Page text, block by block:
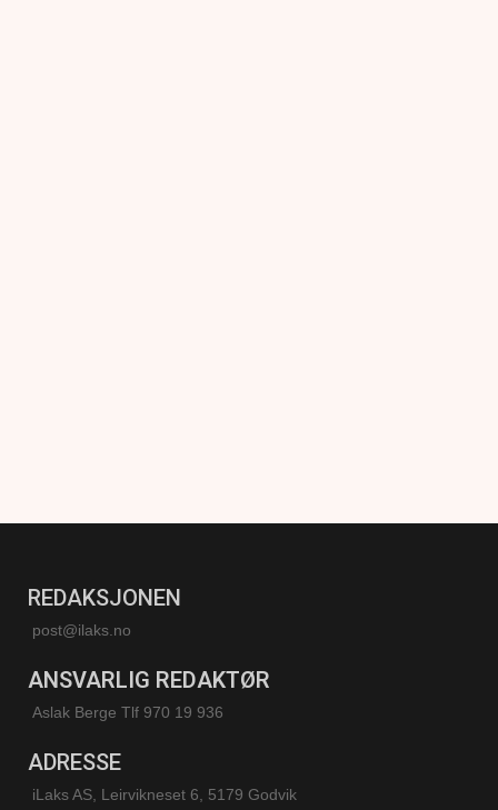
REDAKSJONEN
post@ilaks.no
ANSVARLIG REDAKTØR
Aslak Berge Tlf 970 19 936
ADRESSE
iLaks AS, Leirvikneset 6, 5179 Godvik